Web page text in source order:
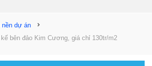
nền dự án
bên đảo Kim Cương, giá chỉ 130tr/m2